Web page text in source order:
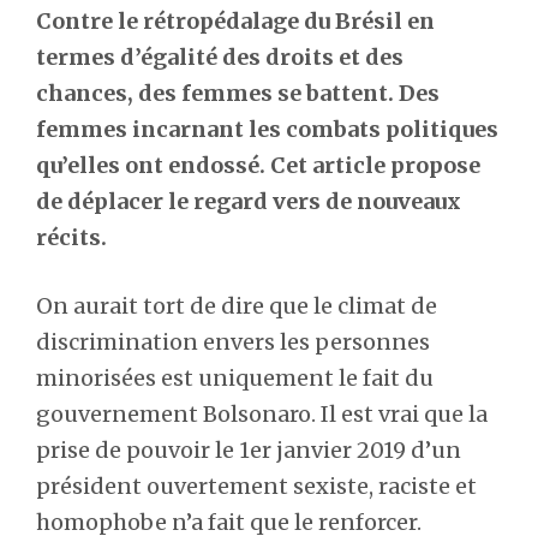
Contre le rétropédalage du Brésil en
termes d’égalité des droits et des
chances, des femmes se battent. Des
femmes incarnant les combats politiques
qu’elles ont endossé. Cet article propose
de déplacer le regard vers de nouveaux
récits.
On aurait tort de dire que le climat de
discrimination envers les personnes
minorisées est uniquement le fait du
gouvernement Bolsonaro. Il est vrai que la
prise de pouvoir le 1er janvier 2019 d’un
président ouvertement sexiste, raciste et
homophobe n’a fait que le renforcer.